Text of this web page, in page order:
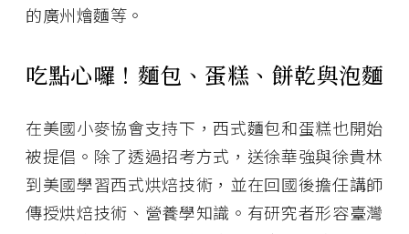
的廣州燴麵等。
吃點心囉！麵包、蛋糕、餅乾與泡麵
在美國小麥協會支持下，西式麵包和蛋糕也開始
被提倡。除了透過招考方式，送徐華強與徐貴林
到美國學習西式烘焙技術，並在回國後擔任講師
傳授烘焙技術、營養學知識。有研究者形容臺灣